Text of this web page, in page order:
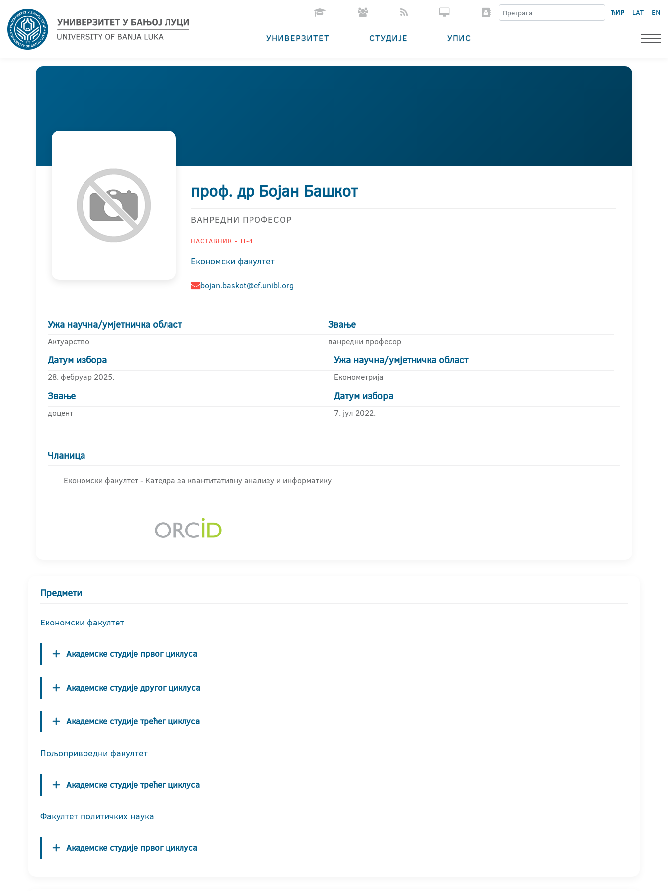
ЋИР LAT EN
УНИВЕРЗИТЕТ СТУДИЈЕ УПИС
проф. др Бојан Башкот
ВАНРЕДНИ ПРОФЕСОР
НАСТАВНИК - II-4
Економски факултет
bojan.baskot@ef.unibl.org
Ужа научна/умјетничка област
Актуарство
Звање
ванредни професор
Датум избора
28. фебруар 2025.
Ужа научна/умјетничка област
Економетрија
Звање
доцент
Датум избора
7. јул 2022.
Чланица
Економски факултет - Катедра за квантитативну анализу и информатику
Предмети
Економски факултет
Академске студије првог циклуса
Академске студије другог циклуса
Академске студије трећег циклуса
Пољопривредни факултет
Академске студије трећег циклуса
Факултет политичких наука
Академске студије првог циклуса